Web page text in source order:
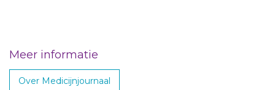
Meer informatie
Over Medicijnjournaal